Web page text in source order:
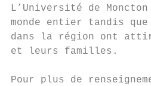
L’Université de
monde entier tandis
dans la région ont
et leurs familles.
Pour plus de